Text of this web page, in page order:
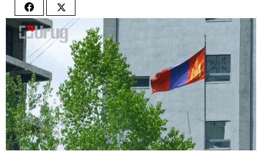
Share
on
Facebook
Share
on
Twitter